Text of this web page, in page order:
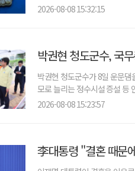
2026-08-08 15:32:15
박권현 청도군수, 국
박권현 청도군수가 8일 운문
모로 늘리는 정수시설 증설 등
2026-08-08 15:23:57
李대통령 "결혼 때문